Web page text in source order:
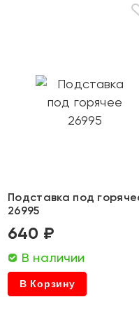
Подставка под
26995
640 ₽
В наличии
В Корзину